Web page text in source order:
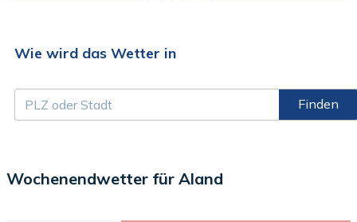
Wie wird das Wetter in
Finden
Wochenendwetter für Aland